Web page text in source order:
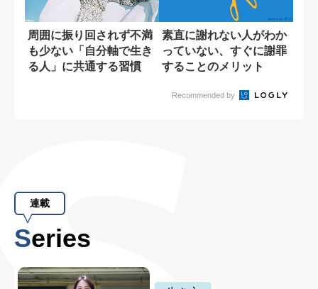
周囲に振り回されず不満
も少ない「自分軸で生き
る人」に共通する習慣
素直に謝れない人がわか
っていない、すぐに謝罪
することのメリット
Recommended by
連載
Series